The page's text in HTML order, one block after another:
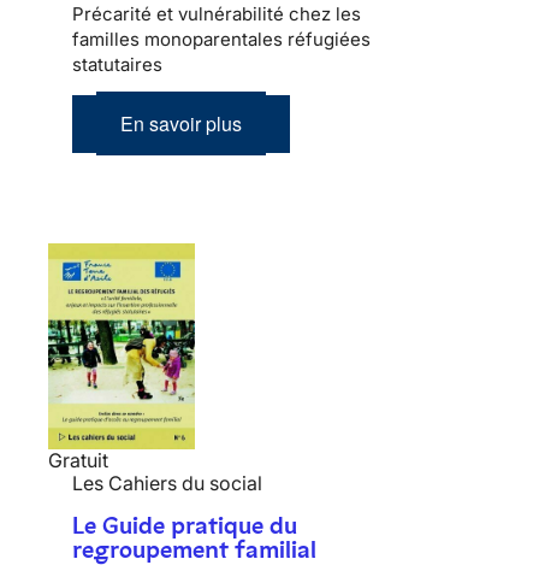
Précarité et vulnérabilité chez les
familles monoparentales réfugiées
statutaires
En savoir plus
Gratuit
Les Cahiers du social
Le Guide pratique du
regroupement familial